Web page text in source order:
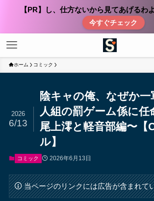
【PR】し、仕方ないから見てあげるわ
今すぐチェック
ホーム コミック
陰キャの俺、なぜか
人組の罰ゲーム係に任
尾上澪と軽音部編〜【
ル】
2026
6/13
コミック 2026年6月13日
当ページのリンクには広告が含まれて